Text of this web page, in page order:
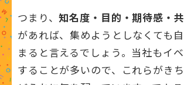
つまり、知名度・目的・期待感・
があれば、集めようとしなくても
まると言えるでしょう。当社もイ
することが多いので、これらがき